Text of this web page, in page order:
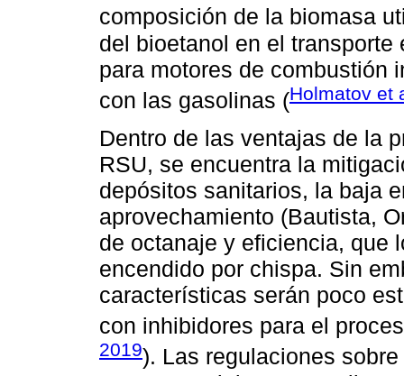
composición de la biomasa
del bioetanol en el
para motores de combustión
con las gasolinas (Holmatov et
Dentro de las ventajas de la
RSU, se encuentra la
depósitos sanitarios, la baja
aprovechamiento (Bautista,
de octanaje y eficiencia, que
encendido por chispa. Sin
características serán poco
con inhibidores para el
2019). Las regulaciones